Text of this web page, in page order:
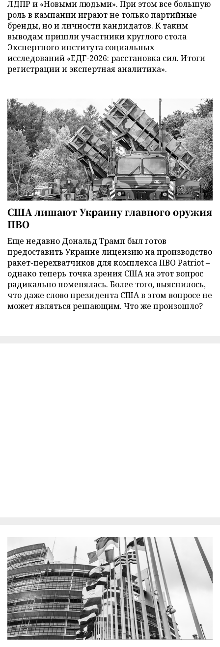
ЛДПР и «Новыми людьми». При этом все большую
роль в кампании играют не только партийные
бренды, но и личности кандидатов. К таким
выводам пришли участники круглого стола
Экспертного института социальных
исследований «ЕДГ-2026: расстановка сил. Итоги
регистрации и экспертная аналитика».
США лишают Украину главного оружия
ПВО
Еще недавно Дональд Трамп был готов
предоставить Украине лицензию на производство
ракет-перехватчиков для комплекса ПВО Patriot –
однако теперь точка зрения США на этот вопрос
радикально поменялась. Более того, выяснилось,
что даже слово президента США в этом вопросе не
может являться решающим. Что же произошло?